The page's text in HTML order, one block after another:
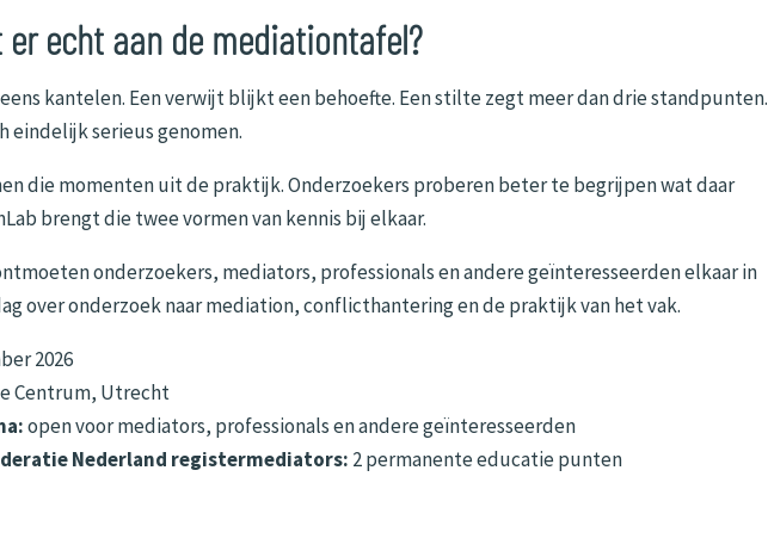
er echt aan de mediationtafel?
kantelen. Een verwijt blijkt een behoefte. Een stilte zegt meer dan drie standpunten.
eindelijk serieus genomen.
die momenten uit de praktijk. Onderzoekers proberen beter te begrijpen wat daar
brengt die twee vormen van kennis bij elkaar.
onderzoekers, mediators, professionals en andere geïnteresseerden elkaar in
over onderzoek naar mediation, conflicthantering en de praktijk van het vak.
2026
Centrum, Utrecht
open voor mediators, professionals en andere geïnteresseerden
Nederland registermediators: 2 permanente educatie punten